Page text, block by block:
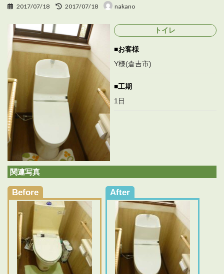
2017/07/18
最
更
日
時
:
2017/07/18 nakano
トイレ
お客様
Y様(倉吉市)
工期
1日
関連写真
Before After